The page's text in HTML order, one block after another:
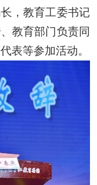
，教育工委书记
教育部门负责同
表等参加活动。